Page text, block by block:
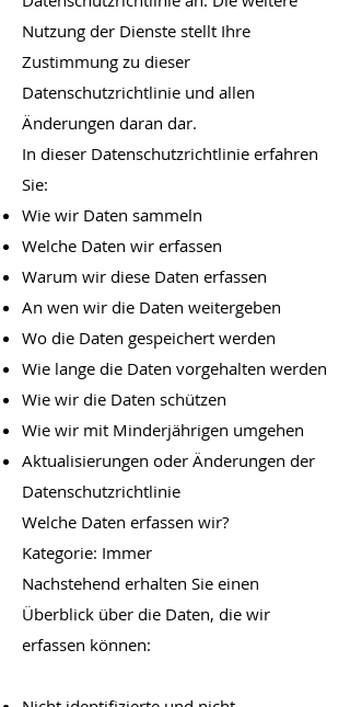
Nutzung der Dienste stellt Ihre
Zustimmung zu dieser
Datenschutzrichtlinie und allen
Änderungen daran dar.
In dieser Datenschutzrichtlinie erfahren
Sie:
Wie wir Daten sammeln
Welche Daten wir erfassen
Warum wir diese Daten erfassen
An wen wir die Daten weitergeben
Wo die Daten gespeichert werden
Wie lange die Daten vorgehalten werden
Wie wir die Daten schützen
Wie wir mit Minderjährigen umgehen
Aktualisierungen oder Änderungen der
Datenschutzrichtlinie
Welche Daten erfassen wir?
Kategorie: Immer
Nachstehend erhalten Sie einen
Überblick über die Daten, die wir
erfassen können: